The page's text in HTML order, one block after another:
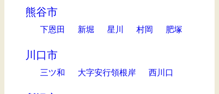
熊谷市
下恩田 新堀 星川 村岡 肥塚
川口市
三ツ和 大字安行領根岸 西川口